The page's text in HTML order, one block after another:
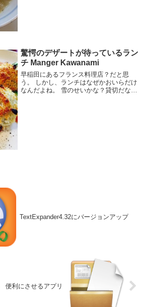
驚愕のデザートが待っているラン
チ Manger Kawanami
早稲田にあるフランス料理店？だと思
う。 しかし、ランチはなぜかおいらだけ
なんだよね。 雪のせいかな？貸切だな！
TextExpander4.32にバージョンアップ
利にさせるアプリ